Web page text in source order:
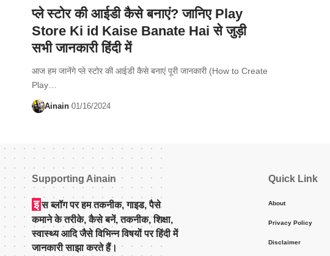
प्ले स्टोर की आईडी कैसे बनाएं? जानिए Play
Store Ki id Kaise Banate Hai से जुड़ी
सभी जानकारी हिंदी में
आज हम जानेंगे प्ले स्टोर की आईडी कैसे बनाएं पूरी जानकारी (How to Create
Play…
Ainain 01/16/2024
Supporting Ainain
इ स ब्लॉग पर हम तकनीक, गाइड, पैसे
कमाने के तरीके, कैसे बनें, तकनीक, शिक्षा,
स्वास्थ्य आदि जैसे विभिन्न विषयों पर हिंदी में
जानकारी साझा करते हैं।
Quick Link
About
Privacy Policy
Disclaimer